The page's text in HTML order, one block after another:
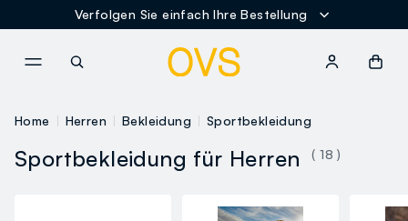
Verfolgen Sie einfach Ihre Bestellung
Home Herren Bekleidung Sportbekleidung
Sportbekleidung für Herren ( 18 )